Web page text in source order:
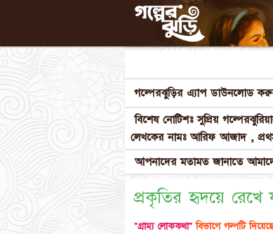
গল্পেরঝুড়ির এ্যাপ ডাউনলোড
বিশেষ নোটিশঃ সুপ্রিয়
লেখকের নামঃ আরিফ আজাদ ,
আপনাদের মতামত জানাতে
প্রকৃতির হৃদয়ে রেখে
"গ্রাম্য লোককথা" বিভাগে গল্পটি